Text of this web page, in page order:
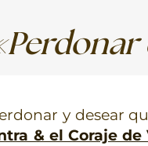
y desear
& el Coraje de